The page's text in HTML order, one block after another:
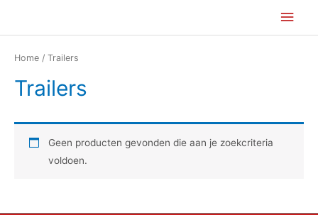
inhoud
Home / Trailers
Trailers
Geen producten gevonden die aan je zoekcriteria
voldoen.